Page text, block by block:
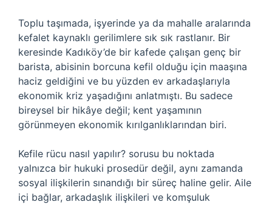
Toplu taşımada, işyerinde ya da mahalle aralarında
kefalet kaynaklı gerilimlere sık sık rastlanır. Bir
keresinde Kadıköy’de bir kafede çalışan genç bir
barista, abisinin borcuna kefil olduğu için maaşına
haciz geldiğini ve bu yüzden ev arkadaşlarıyla
ekonomik kriz yaşadığını anlatmıştı. Bu sadece
bireysel bir hikâye değil; kent yaşamının
görünmeyen ekonomik kırılganlıklarından biri.
Kefile rücu nasıl yapılır? sorusu bu noktada
yalnızca bir hukuki prosedür değil, aynı zamanda
sosyal ilişkilerin sınandığı bir süreç haline gelir. Aile
içi bağlar, arkadaşlık ilişkileri ve komşuluk